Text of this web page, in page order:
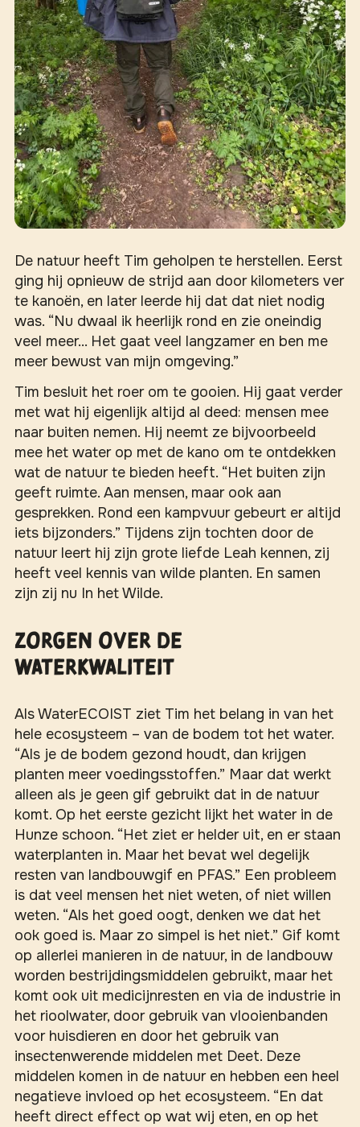
De natuur heeft Tim geholpen te herstellen. Eerst
ging hij opnieuw de strijd aan door kilometers ver
te kanoën, en later leerde hij dat dat niet nodig
was. “Nu dwaal ik heerlijk rond en zie oneindig
veel meer... Het gaat veel langzamer en ben me
meer bewust van mijn omgeving.”
Tim besluit het roer om te gooien. Hij gaat verder
met wat hij eigenlijk altijd al deed: mensen mee
naar buiten nemen. Hij neemt ze bijvoorbeeld
mee het water op met de kano om te ontdekken
wat de natuur te bieden heeft. “Het buiten zijn
geeft ruimte. Aan mensen, maar ook aan
gesprekken. Rond een kampvuur gebeurt er altijd
iets bijzonders.” Tijdens zijn tochten door de
natuur leert hij zijn grote liefde Leah kennen, zij
heeft veel kennis van wilde planten. En samen
zijn zij nu In het Wilde.
Zorgen over de
waterkwaliteit
Als WaterECOIST ziet Tim het belang in van het
hele ecosysteem – van de bodem tot het water.
“Als je de bodem gezond houdt, dan krijgen
planten meer voedingsstoffen.” Maar dat werkt
alleen als je geen gif gebruikt dat in de natuur
komt. Op het eerste gezicht lijkt het water in de
Hunze schoon. “Het ziet er helder uit, en er staan
waterplanten in. Maar het bevat wel degelijk
resten van landbouwgif en PFAS.” Een probleem
is dat veel mensen het niet weten, of niet willen
weten. “Als het goed oogt, denken we dat het
ook goed is. Maar zo simpel is het niet.” Gif komt
op allerlei manieren in de natuur, in de landbouw
worden bestrijdingsmiddelen gebruikt, maar het
komt ook uit medicijnresten en via de industrie in
het rioolwater, door gebruik van vlooienbanden
voor huisdieren en door het gebruik van
insectenwerende middelen met Deet. Deze
middelen komen in de natuur en hebben een heel
negatieve invloed op het ecosysteem. “En dat
heeft direct effect op wat wij eten, en op het